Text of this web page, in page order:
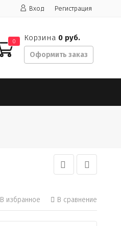
Вход Регистрация
0 Корзина 0 руб.
Оформить заказ
В избранное В сравнение